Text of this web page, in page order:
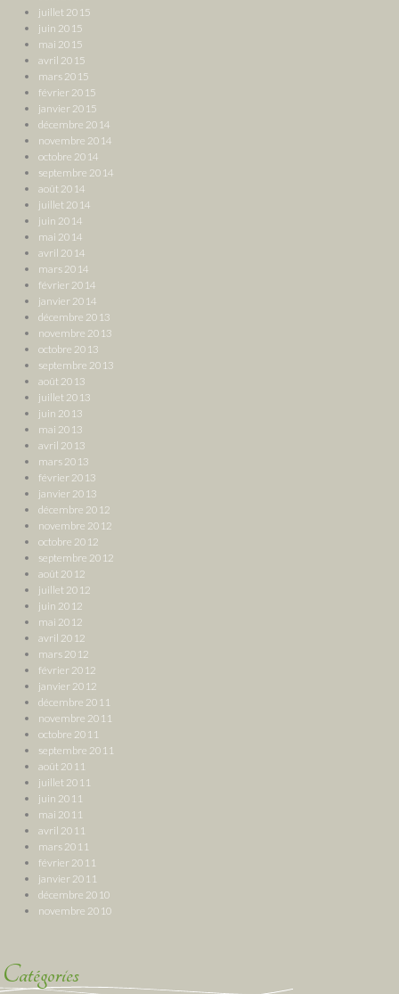
juillet 2015
juin 2015
mai 2015
avril 2015
mars 2015
février 2015
janvier 2015
décembre 2014
novembre 2014
octobre 2014
septembre 2014
août 2014
juillet 2014
juin 2014
mai 2014
avril 2014
mars 2014
février 2014
janvier 2014
décembre 2013
novembre 2013
octobre 2013
septembre 2013
août 2013
juillet 2013
juin 2013
mai 2013
avril 2013
mars 2013
février 2013
janvier 2013
décembre 2012
novembre 2012
octobre 2012
septembre 2012
août 2012
juillet 2012
juin 2012
mai 2012
avril 2012
mars 2012
février 2012
janvier 2012
décembre 2011
novembre 2011
octobre 2011
septembre 2011
août 2011
juillet 2011
juin 2011
mai 2011
avril 2011
mars 2011
février 2011
janvier 2011
décembre 2010
novembre 2010
Catégories